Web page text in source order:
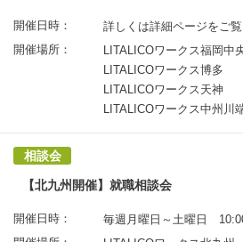
開催日時：
詳しくは詳細ページをご覧
開催場所：
LITALICOワークス福岡中
LITALICOワークス博多
LITALICOワークス天神
LITALICOワークス中州川
相談会
【北九州開催】就職相談会
開催日時：
毎週月曜日～土曜日